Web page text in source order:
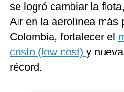
se logró cambiar la
Air en la aerolínea más
Colombia, fortalecer el
costo (low cost) y
récord.